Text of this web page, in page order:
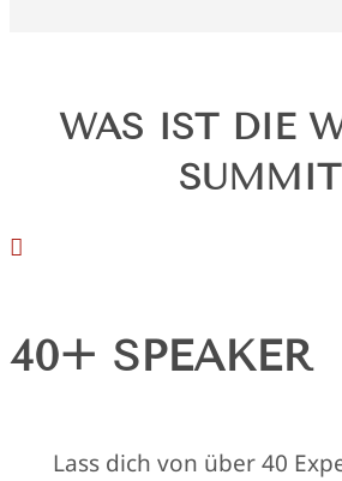
WAS IST DIE

40+ SPEAKER
Lass dich von über 40